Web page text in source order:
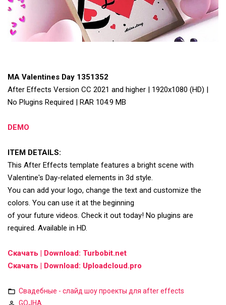
MA Valentines Day 1351352
After Effects Version CC 2021 and higher | 1920x1080 (HD) |
No Plugins Required | RAR 104.9 MB
DEMO
ITEM DETAILS:
This After Effects template features a bright scene with
Valentine's Day-related elements in 3d style.
You can add your logo, change the text and customize the
colors. You can use it at the beginning
of your future videos. Check it out today! No plugins are
required. Available in HD.
Скачать | Download: Turbobit.net
Скачать | Download: Uploadcloud.pro
Свадебные - слайд шоу проекты для after effects
GOJHA